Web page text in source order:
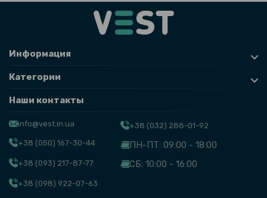
Информация
Категории
Наши контакты
info@vest.in.ua
+38 (050) 167-30-44
+38 (093) 217-87-77
+38 (098) 922-07-63
+38 (032) 288-01-92
ПН-ПТ: 09:00 - 18:00
СБ: 10:00 - 16:00